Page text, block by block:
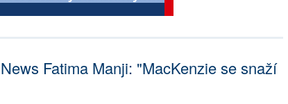
Fatima Manji: "MacKenzie se snaží